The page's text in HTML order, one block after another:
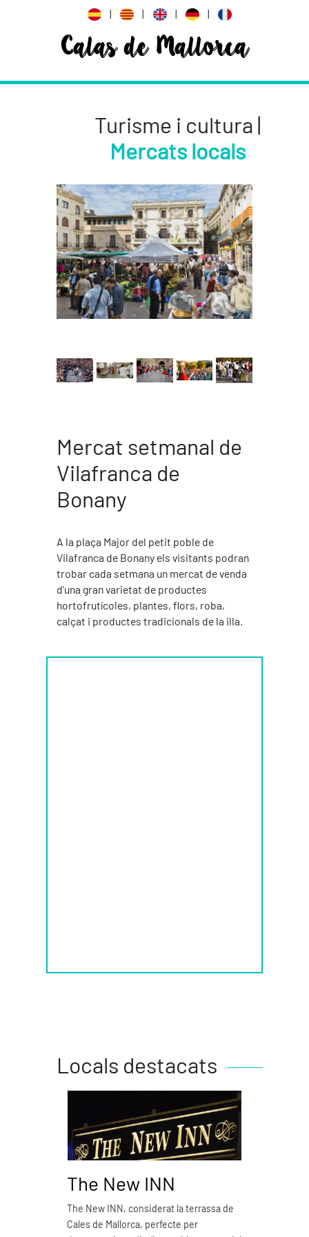
| | | |
Calas de Mallorca
Turisme i cultura |
Mercats locals
Mercat setmanal de
Vilafranca de
Bonany
A la plaça Major del petit poble de
Vilafranca de Bonany els visitants podran
trobar cada setmana un mercat de venda
d'una gran varietat de productes
hortofrutícoles, plantes, flors, roba,
calçat i productes tradicionals de la illa.
Locals destacats
The New INN
The New INN, considerat la terrassa de
Cales de Mallorca, perfecte per